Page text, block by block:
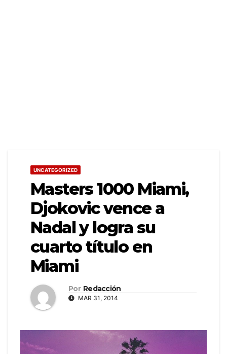
UNCATEGORIZED
Masters 1000 Miami,
Djokovic vence a
Nadal y logra su
cuarto título en
Miami
Por Redacción
MAR 31, 2014